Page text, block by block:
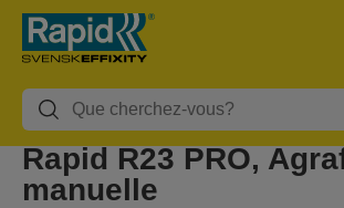
Rapid R23 PRO,
manuelle